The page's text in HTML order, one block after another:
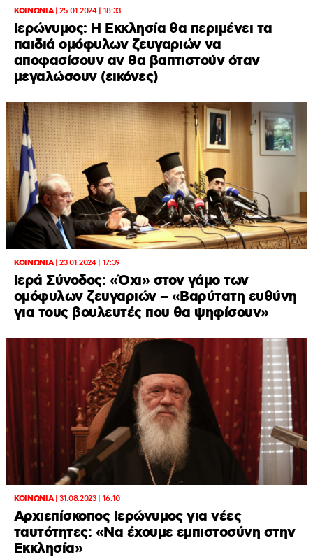
ΚΟΙΝΩΝΙΑ|25.01.2024 | 18:33
Ιερώνυμος: Η Εκκλησία θα περιμένει τα
παιδιά ομόφυλων ζευγαριών να
αποφασίσουν αν θα βαπτιστούν όταν
μεγαλώσουν (εικόνες)
ΚΟΙΝΩΝΙΑ|23.01.2024 | 17:39
Ιερά Σύνοδος: «Όχι» στον γάμο των
ομόφυλων ζευγαριών – «Βαρύτατη ευθύνη
για τους βουλευτές που θα ψηφίσουν»
ΚΟΙΝΩΝΙΑ|31.08.2023 | 16:10
Αρχιεπίσκοπος Ιερώνυμος για νέες
ταυτότητες: «Να έχουμε εμπιστοσύνη στην
Εκκλησία»